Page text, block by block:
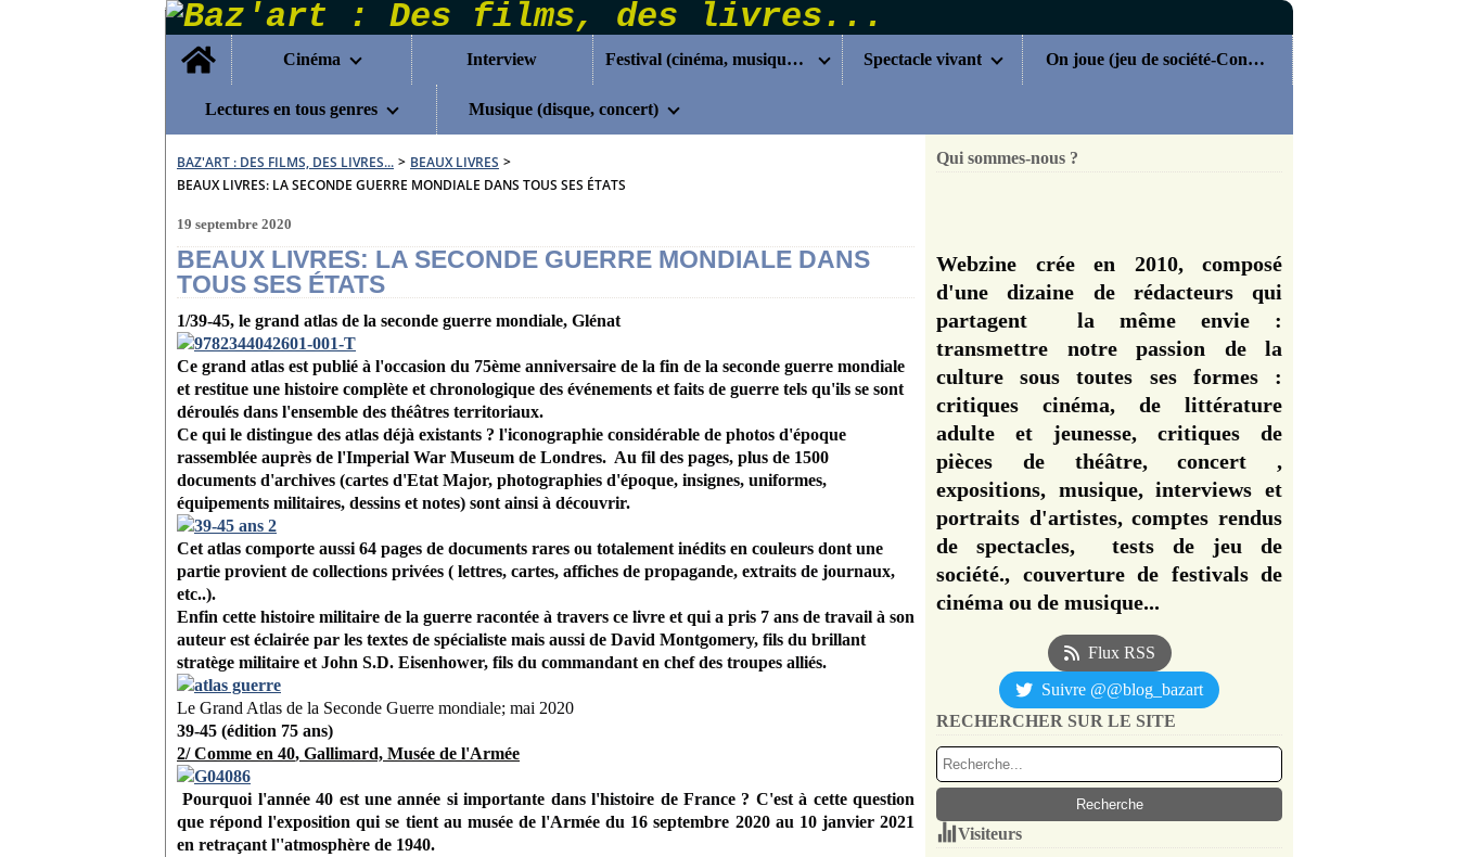
Home
Cinéma
Interview Festival (cinéma, musique...) Spectacle vivant On joue (jeu de société-Concours)
Lectures en tous genres Musique (disque, concert)
BAZ'ART : DES FILMS, DES LIVRES... > BEAUX LIVRES >
BEAUX LIVRES: LA SECONDE GUERRE MONDIALE DANS TOUS SES ÉTATS
19 septembre 2020
BEAUX LIVRES: LA SECONDE GUERRE MONDIALE DANS
TOUS SES ÉTATS
1/39-45, le grand atlas de la seconde guerre mondiale, Glénat
Ce grand atlas est publié à l'occasion du 75ème anniversaire de la fin de la seconde guerre mondiale
et restitue une histoire complète et chronologique des événements et faits de guerre tels qu'ils se sont
déroulés dans l'ensemble des théâtres territoriaux.
Ce qui le distingue des atlas déjà existants ? l'iconographie considérable de photos d'époque
rassemblée auprès de l'Imperial War Museum de Londres. Au fil des pages, plus de 1500
documents d'archives (cartes d'Etat Major, photographies d'époque, insignes, uniformes,
équipements militaires, dessins et notes) sont ainsi à découvrir.
Cet atlas comporte aussi 64 pages de documents rares ou totalement inédits en couleurs dont une
partie provient de collections privées ( lettres, cartes, affiches de propagande, extraits de journaux,
etc..).
Enfin cette histoire militaire de la guerre racontée à travers ce livre et qui a pris 7 ans de travail à son
auteur est éclairée par les textes de spécialiste mais aussi de David Montgomery, fils du brillant
stratège militaire et John S.D. Eisenhower, fils du commandant en chef des troupes alliés.
Le Grand Atlas de la Seconde Guerre mondiale; mai 2020
39-45 (édition 75 ans)
2/Comme en 40, Gallimard, Musée de l'Armée
Pourquoi l'année 40 est une année si importante dans l'histoire de France ? C'est à cette question
que répond l'exposition qui se tient au musée de l'Armée du 16 septembre 2020 au 10 janvier 2021
en retraçant l''atmosphère de 1940.
Qui sommes-nous ?
Webzine crée en 2010, composé
d'une dizaine de rédacteurs qui
partagent la même envie :
transmettre notre passion de la
culture sous toutes ses formes :
critiques cinéma, de littérature
adulte et jeunesse, critiques de
pièces de théâtre, concert ,
expositions, musique, interviews et
portraits d'artistes, comptes rendus
de spectacles, tests de jeu de
société., couverture de festivals de
cinéma ou de musique...
Flux RSS
Suivre @@blog_bazart
RECHERCHER SUR LE SITE
Visiteurs